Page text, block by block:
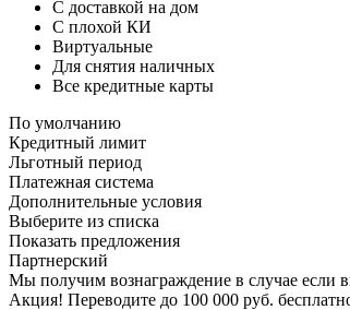
С доставкой на дом
С плохой КИ
Виртуальные
Для снятия наличных
Все кредитные карты
По умолчанию
Кредитный лимит
Льготный период
Платежная система
Дополнительные условия
Выберите из списка
Показать предложения
Партнерский
Мы получим вознаграждение в случае если
Акция! Переводите до 100 000 руб.